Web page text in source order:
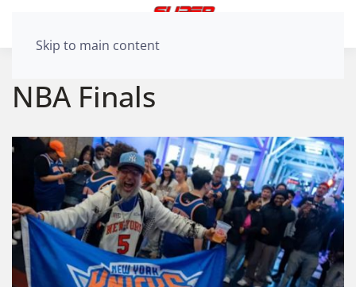
Skip to main content
NBA Finals